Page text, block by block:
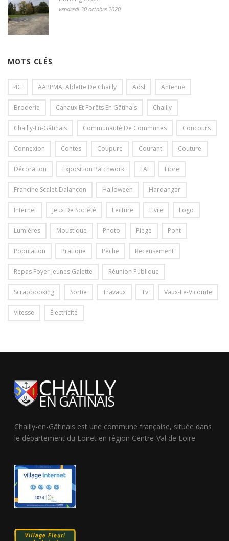
vendredi 30 octobre 2020
MOTS CLÉS
4G AAPPMA; Ablette De Chailly Adsl Antenne
Broderie Canaux Et Forêts En Gâtinais Chailly
Chailly-En-Gâtinais Communauté De Communes Concours
Connexion Contes Coupure Courant Couture
Décoration Exposition Patchwork FAI Fibre
Francine Scalet-Dalançon Halloween Hardanger
Internet Jeux De Société Lecture Livre Logo
Lumières Moustique Photo Piège Pont
Population Pratique Pêche Recensement
Repas Foyer Jeunes Galette Réunion Publique
Scrapbooking Sortie Travaux Tv Vaux-Le-Vicomte
Vitesse Électricité
Chailly-en-Gâtinais est une commune française, située dans
le département du Loiret en région Centre-Val de Loire